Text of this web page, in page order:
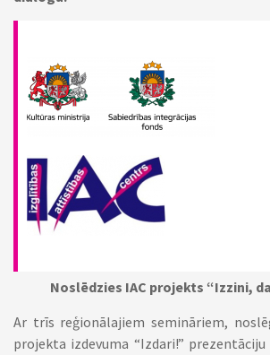
Noslēdzies IAC projekts “Izzini,
Ar trīs reģionālajiem semināriem,
projekta izdevuma “Izdari!”